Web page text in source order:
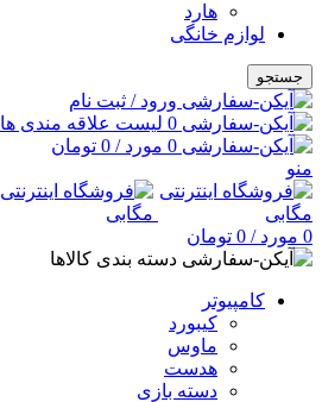
هارد
لوازم خانگی
جستجو
ورود / ثبت نام
0 لیست علاقه مندی ها
0 مورد/
0 تومان
منو
0 مورد/
0 تومان
دسته بندی کالاها
کامپیوتر
کیبورد
ماوس
هدست
دسته بازی